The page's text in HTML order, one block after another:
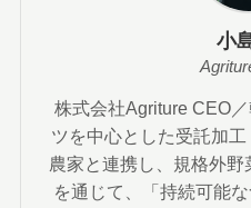
小
株式会社Agriture CEO
ツを中心とした受託加
農家と連携し、規格外
を通じて、「持続可能